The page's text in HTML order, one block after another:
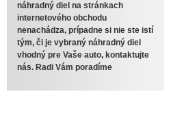
náhradný diel na stránkach
internetového obchodu
nenachádza, prípadne si nie ste istí
tým, či je vybraný náhradný diel
vhodný pre Vaše auto, kontaktujte
nás. Radi Vám poradíme